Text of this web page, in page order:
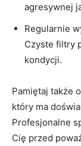
agresywnej
Regularnie
Czyste filtry
kondycji.
Pamiętaj także
który ma
Profesjonalne
Cię przed